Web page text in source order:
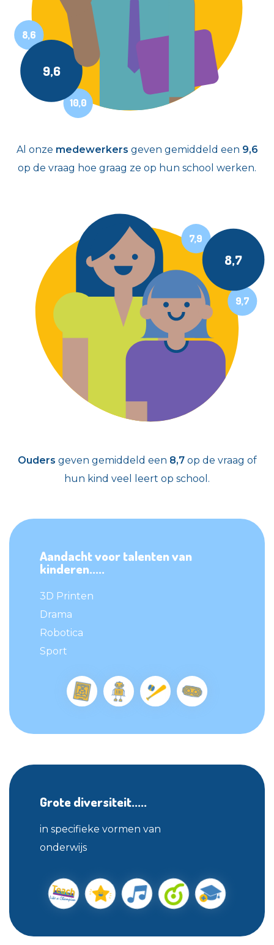
8,6
9,6
10,0
Al onze medewerkers geven gemiddeld een 9,6
op de vraag hoe graag ze op hun school werken.
7,9
8,7
9,7
Ouders geven gemiddeld een 8,7op de vraag of
hun kind veel leert op school.
Aandacht voor talenten van
kinderen.....
3D Printen
Drama
Robotica
Sport
Grote diversiteit.....
in specifieke vormen van
onderwijs